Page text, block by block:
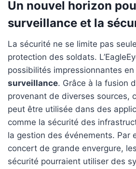
Un nouvel horizon
surveillance et la
La sécurité ne se limite pas
protection des soldats.
possibilités impressionnantes
surveillance. Grâce à la fusion
provenant de diverses sources,
peut être utilisée dans des
comme la sécurité des
la gestion des événements. Par
concert de grande envergure,
sécurité pourraient utiliser des